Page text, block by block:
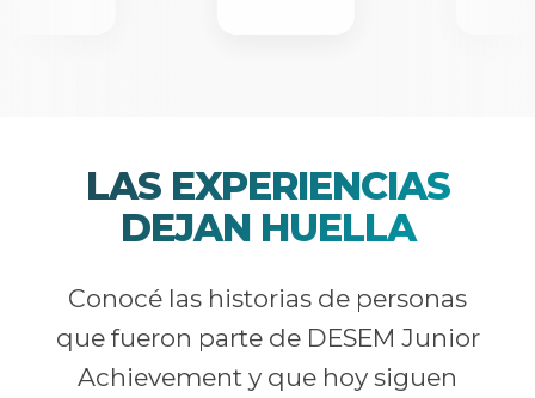
LAS EXPERIENCIAS
DEJAN HUELLA
Conocé las historias de personas
que fueron parte de DESEM Junior
Achievement y que hoy siguen